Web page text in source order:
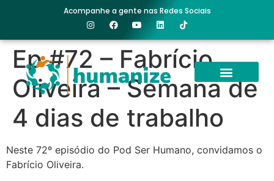
Acompanhe a gente nas Redes Sociais
Ep #72 – Fabrício
Oliveira – Semana de
4 dias de trabalho
Neste 72º episódio do Pod Ser Humano, convidamos o
Fabrício Oliveira.